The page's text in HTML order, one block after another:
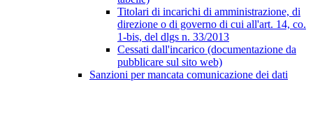
Titolari di incarichi di amministrazione, di
direzione o di governo di cui all'art. 14, co.
1-bis, del dlgs n. 33/2013
Cessati dall'incarico (documentazione da
pubblicare sul sito web)
Sanzioni per mancata comunicazione dei dati